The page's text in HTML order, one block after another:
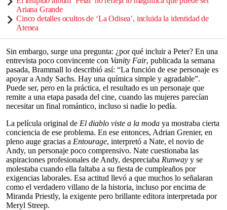
Ariana Grande
Cinco detalles ocultos de ‘La Odisea’, incluida la identidad de
Atenea
Sin embargo, surge una pregunta: ¿por qué incluir a Peter? En una
entrevista poco convincente con Vanity Fair, publicada la semana
pasada, Brammall lo describió así: “La función de ese personaje es
apoyar a Andy Sachs. Hay una química simple y agradable”.
Puede ser, pero en la práctica, el resultado es un personaje que
remite a una etapa pasada del cine, cuando las mujeres parecían
necesitar un final romántico, incluso si nadie lo pedía.
La película original de El diablo viste a la moda ya mostraba cierta
conciencia de ese problema. En ese entonces, Adrian Grenier, en
pleno auge gracias a Entourage, interpretó a Nate, el novio de
Andy, un personaje poco comprensivo. Nate cuestionaba las
aspiraciones profesionales de Andy, despreciaba Runway y se
molestaba cuando ella faltaba a su fiesta de cumpleaños por
exigencias laborales. Esa actitud llevó a que muchos lo señalaran
como el verdadero villano de la historia, incluso por encima de
Miranda Priestly, la exigente pero brillante editora interpretada por
Meryl Streep.